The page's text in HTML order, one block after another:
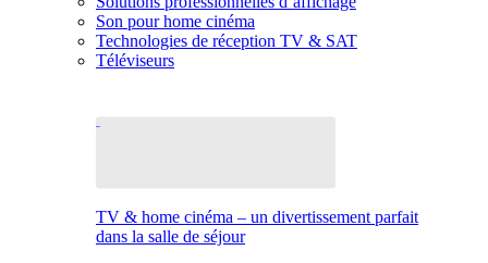
Son pour home cinéma
Technologies de réception TV & SAT
Téléviseurs
TV & home cinéma – un divertissement parfait
dans la salle de séjour